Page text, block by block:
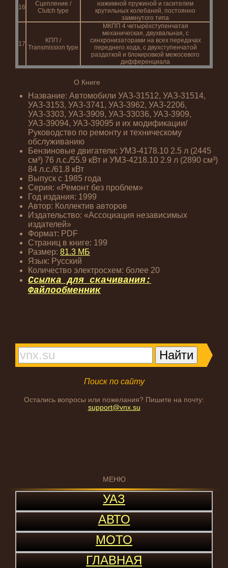
16
Сцепление /
Clutch type
нажимной пружиной и гасителем
крутильных колебаний, постоянно
замкнутого типа
17
КПП /
Transmission type
МКПП 4 четырёхступенчатая
механическая, двухвальная, с
синхронизаторами на всех передачах
переднего хода, с двухступенчатой
раздаткой и блокировкой межосевого
дифференциала
О Книге
Название: Автомобили УАЗ-31512, УАЗ-31514,
УАЗ-3153, УАЗ-3741, УАЗ-3962, УАЗ-2206,
УАЗ-3303, УАЗ-3909, УАЗ-33036, УАЗ-3909,
УАЗ-39094, УАЗ-39095 и их модификации/
Руководство по ремонту и техническому
обслуживанию
Бензиновые двигатели: УМЗ-4178.10 2.5 л (2445
см³) 76 л.с./55.9 кВт и УМЗ-4218.10 2.9 л (2890 см³)
84 л.с./61.8 кВт
Выпуск с 1985 года
Серия: «Ремонт без проблем»
Год издания: 1999
Автор: Коллектив авторов
Издательство: «Ассоциация независимых
издателей»
Формат: PDF
Страниц в книге: 199
Размер: 81.3 МБ
Язык: Русский
Количество электросхем: более 20
Ссылка для скачивания:
Файлообменник
Поиск по сайту
Остались вопросы или пожелания? Пишите на почту:
support@vnx.su
МЕНЮ
УАЗ
АВТО
МОТО
ГЛАВНАЯ